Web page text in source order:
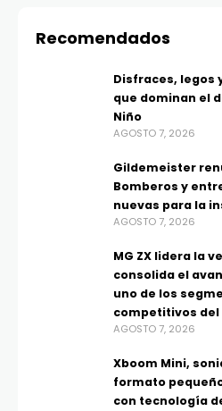
Recomendados
Disfraces, legos
que dominan el
Niño
AGOSTO 7, 2026
Gildemeister
Bomberos y
nuevas para la
AGOSTO 7, 2026
MG ZX lidera la
consolida el
uno de los
competitivos
AGOSTO 7, 2026
Xboom Mini,
formato
con tecnología